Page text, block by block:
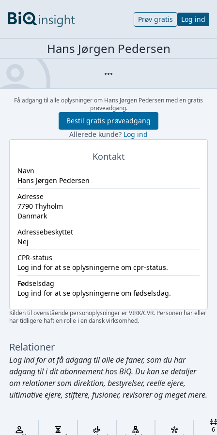
Cmd/Ctrl + K
Prøv gratis Log ind
Hans Jørgen Pedersen
Få adgang til alle oplysninger om Hans Jørgen Pedersen med en gratis
prøveadgang.
Bestil gratis prøveadgang
Allerede kunde? Log ind
Kontakt
Navn
Hans Jørgen Pedersen
Adresse
7790 Thyholm
Danmark
Adressebeskyttet
Nej
CPR-status
Log ind for at se oplysningerne om cpr-status.
Fødselsdag
Log ind for at se oplysningerne om fødselsdag.
Kilden til ovenstående personoplysninger er VIRK/CVR. Personen har eller
har tidligere haft en rolle i en dansk virksomhed.
Relationer
Log indfor at få adgang til alle de faner, som du har
adgang til i dit abonnement hos BiQ. Du kan se detaljer
om relationer som direktion, bestyrelser, reelle ejere,
ultimative ejere, stiftere, fusioner, revisorer og meget mere.
6